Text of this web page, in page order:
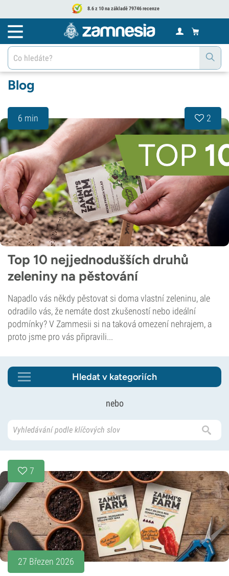
8.6 z 10 na základě 79746 recenze
Blog
6 min 2
Top 10 nejjednodušších druhů
zeleniny na pěstování
Napadlo vás někdy pěstovat si doma vlastní zeleninu, ale
odradilo vás, že nemáte dost zkušeností nebo ideální
podmínky? V Zammesii si na taková omezení nehrajem, a
proto jsme pro vás připravili...
Hledat v kategoriích
nebo
7
27 Březen 2026